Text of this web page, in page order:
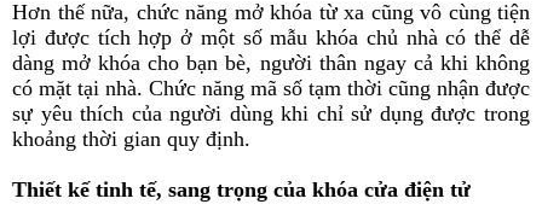
Hơn thế nữa, chức năng mở khóa từ xa cũng vô cùng tiện
lợi được tích hợp ở một số mẫu khóa chủ nhà có thể dễ
dàng mở khóa cho bạn bè, người thân ngay cả khi không
có mặt tại nhà. Chức năng mã số tạm thời cũng nhận được
sự yêu thích của người dùng khi chỉ sử dụng được trong
khoảng thời gian quy định.
Thiết kế tinh tế, sang trọng của khóa cửa điện tử